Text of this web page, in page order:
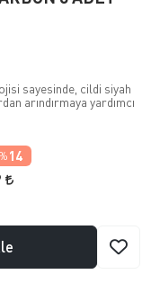
sayesinde, cildi siyah
arındırmaya yardımcı
% 14